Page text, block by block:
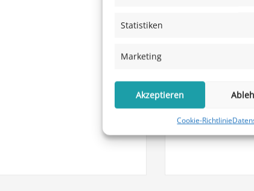
Statistiken
Marketing
Akzeptieren
Cookie-Richtlinie